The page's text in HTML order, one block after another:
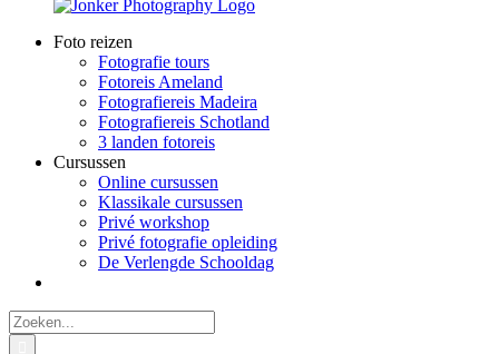
Foto reizen
Fotografie tours
Fotoreis Ameland
Fotografiereis Madeira
Fotografiereis Schotland
3 landen fotoreis
Cursussen
Online cursussen
Klassikale cursussen
Privé workshop
Privé fotografie opleiding
De Verlengde Schooldag
Zoeken
naar: